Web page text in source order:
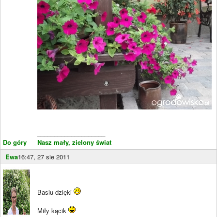
Do góry
Nasz mały, zielony świat
Ewa16:47, 27 sie 2011
Basiu dzięki
Miły kącik